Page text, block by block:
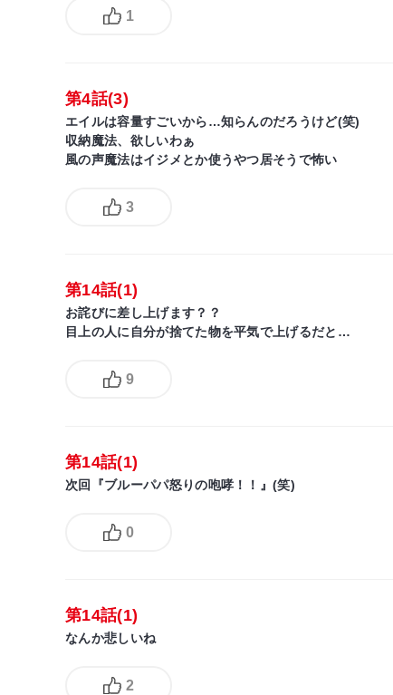
1
第4話(3)
エイルは容量すごいから…知らんのだろうけど(笑)
収納魔法、欲しいわぁ
風の声魔法はイジメとか使うやつ居そうで怖い
3
第14話(1)
お詫びに差し上げます？？
目上の人に自分が捨てた物を平気で上げるだと…
9
第14話(1)
次回『ブルーパパ怒りの咆哮！！』(笑)
0
第14話(1)
なんか悲しいね
2